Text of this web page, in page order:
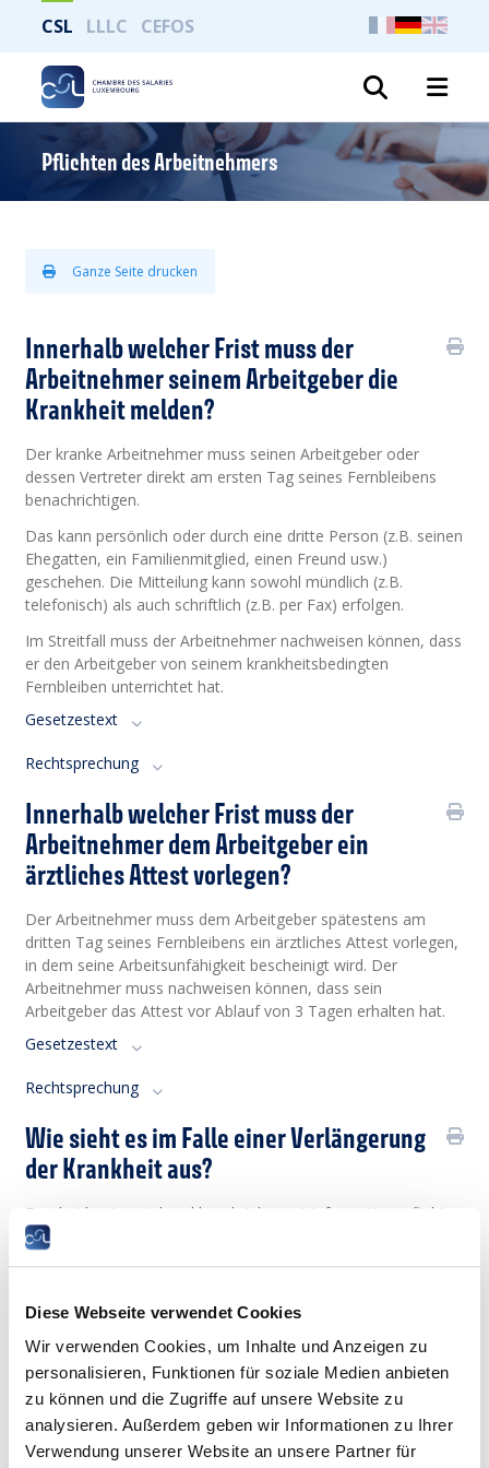
Diese Webseite verwendet Cookies
Wir verwenden Cookies, um Inhalte und Anzeigen zu
personalisieren, Funktionen für soziale Medien anbieten
zu können und die Zugriffe auf unsere Website zu
analysieren. Außerdem geben wir Informationen zu Ihrer
Verwendung unserer Website an unsere Partner für
CSL LLLC CEFOS
Pflichten des Arbeitnehmers
Ganze Seite drucken
Innerhalb welcher Frist muss der
Arbeitnehmer seinem Arbeitgeber die
Krankheit melden?
Der kranke Arbeitnehmer muss seinen Arbeitgeber oder
dessen Vertreter direkt am ersten Tag seines Fernbleibens
benachrichtigen.
Das kann persönlich oder durch eine dritte Person (z.B. seinen
Ehegatten, ein Familienmitglied, einen Freund usw.)
geschehen. Die Mitteilung kann sowohl mündlich (z.B.
telefonisch) als auch schriftlich (z.B. per Fax) erfolgen.
Im Streitfall muss der Arbeitnehmer nachweisen können, dass
er den Arbeitgeber von seinem krankheitsbedingten
Fernbleiben unterrichtet hat.
Gesetzestext
Rechtsprechung
Innerhalb welcher Frist muss der
Arbeitnehmer dem Arbeitgeber ein
ärztliches Attest vorlegen?
Der Arbeitnehmer muss dem Arbeitgeber spätestens am
dritten Tag seines Fernbleibens ein ärztliches Attest vorlegen,
in dem seine Arbeitsunfähigkeit bescheinigt wird. Der
Arbeitnehmer muss nachweisen können, dass sein
Arbeitgeber das Attest vor Ablauf von 3 Tagen erhalten hat.
Gesetzestext
Rechtsprechung
Wie sieht es im Falle einer Verlängerung
der Krankheit aus?
Den beiden (vorstehend beschriebenen) Informationspflichten
ist auch im Falle einer Verlängerung der Krankheit
Rechtsprechung
Welche Verpflichtungen hat der
Arbeitnehmer gegenüber der CNS?
In allen Fällen, in denen eine ärztliche Bescheinigung über die